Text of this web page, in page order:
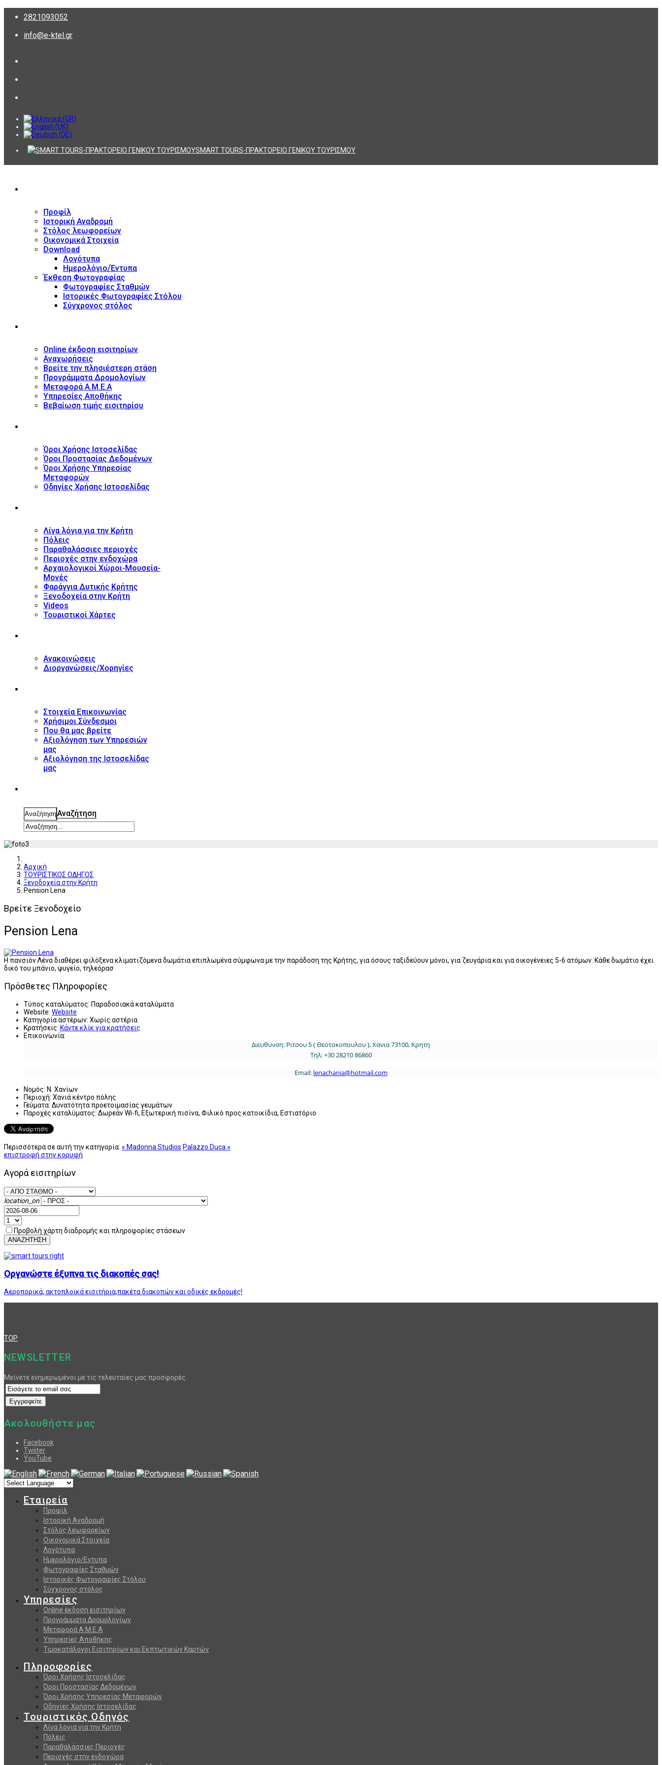
2821093052
info@e-ktel.gr
SMART TOURS-ΠΡΑΚΤΟΡΕΙΟ ΓΕΝΙΚΟΥ ΤΟΥΡΙΣΜΟΥ
Προφίλ
Ιστορική Αναδρομή
Στόλος λεωφορείων
Οικονομικά Στοιχεία
Download
Λογότυπα
Ημερολόγιο/Έντυπα
Έκθεση Φωτογραφίας
Φωτογραφίες Σταθμών
Ιστορικές Φωτογραφίες Στόλου
Σύγχρονος στόλος
Online έκδοση εισιτηρίων
Αναχωρήσεις
Βρείτε την πλησιέστερη στάση
Προγράμματα Δρομολογίων
Μεταφορά Α.Μ.Ε.Α
Υπηρεσίες Αποθήκης
Βεβαίωση τιμής εισιτηρίου
Όροι Χρήσης Ιστοσελίδας
Όροι Προστασίας Δεδομένων
Όροι Χρήσης Υπηρεσίας
Μεταφορών
Οδηγίες Χρήσης Ιστοσελίδας
Λίγα λόγια για την Κρήτη
Πόλεις
Παραθαλάσσιες περιοχές
Περιοχές στην ενδοχώρα
Αρχαιολογικοί Χώροι-Μουσεία-
Μονές
Φαράγγια Δυτικής Κρήτης
Ξενοδοχεία στην Κρήτη
Videos
Τουριστικοί Χάρτες
Ανακοινώσεις
Διοργανώσεις/Χορηγίες
Στοιχεία Επικοινωνίας
Χρήσιμοι Σύνδεσμοι
Που θα μας βρείτε
Αξιολόγηση των Υπηρεσιών
μας
Αξιολόγηση της Ιστοσελίδας
μας
ΑναζήτησηΑναζήτηση
Αρχική
ΤΟΥΡΙΣΤΙΚΟΣ ΟΔΗΓΟΣ
Ξενοδοχεία στην Κρήτη
Pension Lena
Βρείτε Ξενοδοχείο
Pension Lena
Η πανσιόν Λένα διαθέρει φιλόξενα κλιματιζόμενα δωμάτια επιπλωμένα σύμφωνα με την παράδοση της Κρήτης, για όσους ταξιδεύουν μόνοι, για ζευγάρια και για οικογένειες 5-6 ατόμων. Κάθε δωμάτιο έχει
δικό του μπάνιο, ψυγείο, τηλεόρασ
Πρόσθετες Πληροφορίες
Τύπος καταλύματος: Παραδοσιακά καταλύματα
Website: Website
Κατηγορία αστέρων: Χωρίς αστέρια
Κρατήσεις: Κάντε κλίκ για κρατήσεις
Επικοινωνία:
Διευθυνση: Ριτσου 5 ( Θεοτοκοπουλου ), Χανια 73100, Κρητη
Τηλ: +30 28210 86860
Email: lenachania@hotmail.com
Νομός: Ν. Χανίων
Περιοχή: Χανιά κέντρο πόλης
Γεύματα: Δυνατότητα προετοιμασίας γευμάτων
Παροχές καταλύματος: Δωρεάν Wi-fi, Εξωτερική πισίνα, Φιλικό προς κατοικίδια, Εστιατόριο
Περισσότερα σε αυτή την κατηγορία: « Madonna Studios Palazzo Duca »
επιστροφή στην κορυφή
Αγορά εισιτηρίων
location_on
Προβολή χάρτη διαδρομής και πληροφορίες στάσεων
ΑΝΑΖΗΤΗΣΗ
Οργανώστε έξυπνα τις διακοπές σας!
Αεροπορικά, ακτοπλοϊκά εισιτήρια,πακέτα διακοπών και οδικές εκδρομές!
TOP
NEWSLETTER
Μείνετε ενημερωμένοι με τις τελευταίες μας προσφορές.
Ακολουθήστε μας
Facebook
Twiiter
YouTube
Εταιρεία
Προφίλ
Ιστορική Αναδρομή
Στόλος λεωφορείων
Οικονομικά Στοιχεία
Λογότυπα
Ημερολόγιο/Εντυπα
Φωτογραφίες Σταθμών
Ιστορικές Φωτογραφίες Στόλου
Σύγχρονος στόλος
Υπηρεσίες
Online έκδοση εισιτηρίων
Προγράμματα Δρομολογίων
Μεταφορά Α.Μ.Ε.Α
Υπηρεσίες Αποθήκης
Τιμοκατάλογοι Εισιτηρίων και Εκπτωτικών Καρτών
Πληροφορίες
Όροι Χρήσης Ιστοσελίδας
Όροι Προστασίας Δεδομένων
Όροι Χρήσης Υπηρεσίας Μεταφορών
Οδηγίες Χρήσης Ιστοσελίδας
Τουριστικός Οδηγός
Λίγα λόγια για την Κρήτη
Πόλεις
Παραθαλάσσιες Περιοχές
Περιοχές στην ενδοχώρα